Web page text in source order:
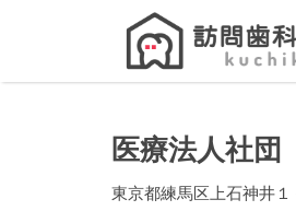
Search
医療法人社
東京都練馬区上石神井